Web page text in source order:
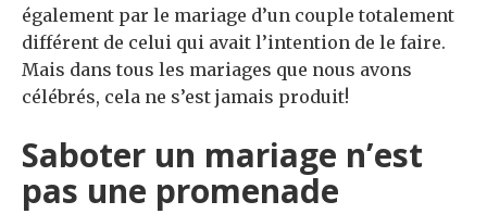
également par le mariage d’un couple totalement
différent de celui qui avait l’intention de le faire.
Mais dans tous les mariages que nous avons
célébrés, cela ne s’est jamais produit!
Saboter un mariage n’est
pas une promenade